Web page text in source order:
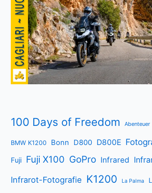
100 Days of Freedom Abenteuer
BMW K1200 Bonn D800 D800E
Fuji Fuji X100 GoPro Infrared
Infrarot-Fotografie K1200 La Palma